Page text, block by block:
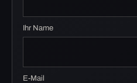
Ihr Name
E-Mail